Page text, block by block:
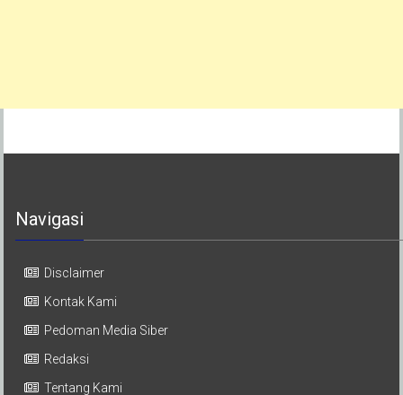
Navigasi
Disclaimer
Kontak Kami
Pedoman Media Siber
Redaksi
Tentang Kami